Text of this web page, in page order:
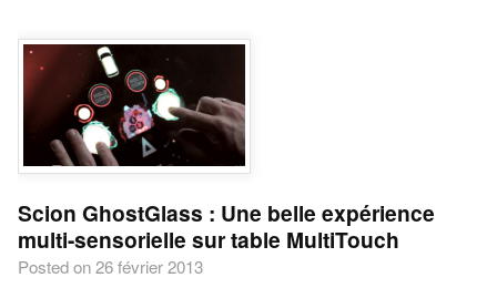
Scion GhostGlass : Une belle expérience
multi-sensorielle sur table MultiTouch
Posted on 26 février 2013